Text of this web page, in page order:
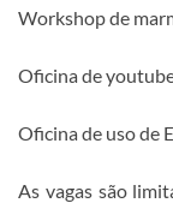
Workshop de
Oficina de
Oficina de uso de
As vagas são